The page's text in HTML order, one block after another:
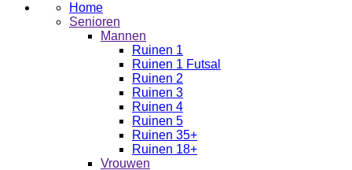
Home
Senioren
Mannen
Ruinen 1
Ruinen 1 Futsal
Ruinen 2
Ruinen 3
Ruinen 4
Ruinen 5
Ruinen 35+
Ruinen 18+
Vrouwen